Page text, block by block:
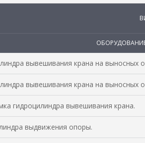
вывешивания крана на выносных
вывешивания крана на выносных
гидроцилиндра вывешивания крана.
выдвижения опоры.